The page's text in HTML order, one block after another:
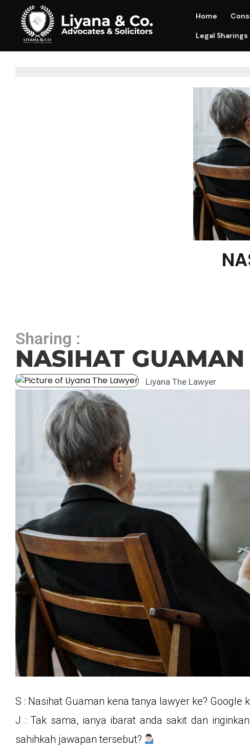
Home
Legal Sharings
Sharing :
NASIHAT GUAMAN
Liyana The Lawyer
S : Nasihat Guaman kena tanya lawyer ke? Google
J : Tak sama, ianya ibarat anda sakit dan
sahihkah jawapan tersebut?